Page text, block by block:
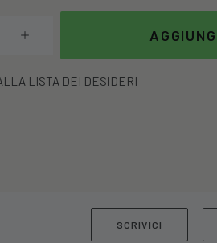
LISTA DEI DESIDERI
SCRIVICI